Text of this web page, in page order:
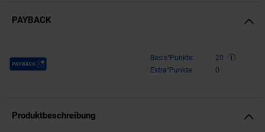
PAYBACK
Payback Punkte Basis°Punkte:
20
Extra°Punkte:
0
Produktbeschreibung